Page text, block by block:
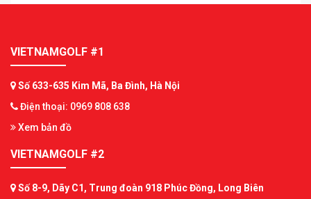
VIETNAMGOLF #1
Số 633-635 Kim Mã, Ba Đình, Hà Nội
Điện thoại: 0969 808 638
Xem bản đồ
VIETNAMGOLF #2
Số 8-9, Dãy C1, Trung đoàn 918 Phúc Đồng, Long Biên